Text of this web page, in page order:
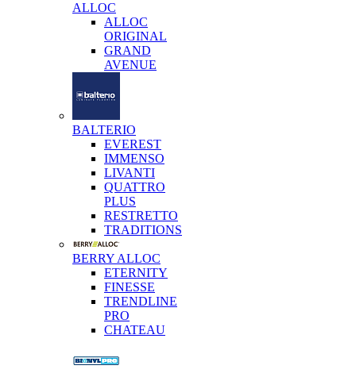
ALLOC
ALLOC
ORIGINAL
GRAND
AVENUE
BALTERIO
EVEREST
IMMENSO
LIVANTI
QUATTRO
PLUS
RESTRETTO
TRADITIONS
BERRY ALLOC
ETERNITY
FINESSE
TRENDLINE
PRO
CHATEAU